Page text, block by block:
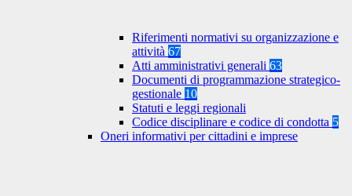
Riferimenti normativi su organizzazione e
attività 67
Atti amministrativi generali 63
Documenti di programmazione strategico-
gestionale 10
Statuti e leggi regionali
Codice disciplinare e codice di condotta 5
Oneri informativi per cittadini e imprese